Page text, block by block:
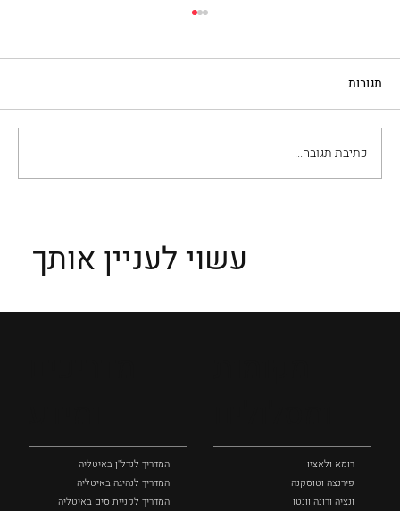
"מוזיאון המאה ה-20" – מילאנו
תגובות
כתיבת תגובה...
עשוי לעניין אותך
רומא ולאציו
פירנצה וטוסקנה ‏
ונציה ורונה וונטו
המדריך לנדל"ן באיטליה
המדריך לנהיגה באיטליה
המדריך לקניית סים באיטליה